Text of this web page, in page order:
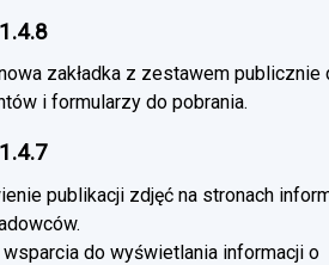
zakładka z zestawem publicznie
i formularzy do pobrania.
publikacji zdjęć na stronach
wsparcia do wyświetlania informacji o